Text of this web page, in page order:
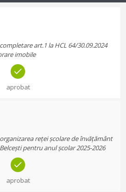
art.1 la HCL 64/30.09.2024
imobile
aprobat
reței școlare de învățământ
pentru anul școlar 2025-2026
aprobat